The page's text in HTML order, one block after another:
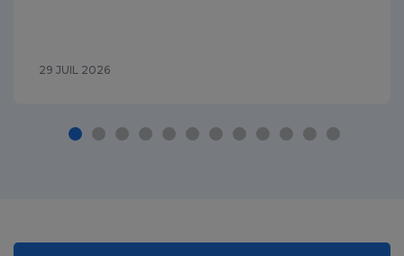
29 JUIL 2026